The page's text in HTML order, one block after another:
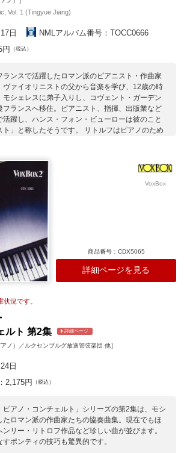
Vol. 1 (Tingyue Jiang)
日
NMLアルバム番号：TOCC0666
円 （税込）
ランスで活躍したロマン派のピアニスト・作曲家
ヴァイオリニストの父から音楽を学び、12歳の時
モシェレスに弟子入りし、コヴェント・ガーデン
フランスへ移住。ピアニスト、指揮、出版業など
躍し、ハンス・フォン・ビューローは彼のこと
ト」と称したそうです。 リトルフはピアノのため
品が存分に楽しめます。第1集にはアラベスクやポ
ルツなどの性格的な舞曲を収録。 演奏はチベット
ジアンが担当。中国とアメリカを中心に活躍する
VoxBox
商品番号：CDX5065
詳細ページを見る
況です。
ルト 第2集
詳細ページ
ノ）／ルクセンブルグ放送管弦楽団 他］
日
2,175円 （税込）
ピアノ・コンチェルト」シリーズの第2集は、モシ
たロマン派の作曲家たちの協奏曲集。現在でもほ
リー・リトロフ作品など珍しい曲が並びます。
ポンティの技巧も驚異的です。